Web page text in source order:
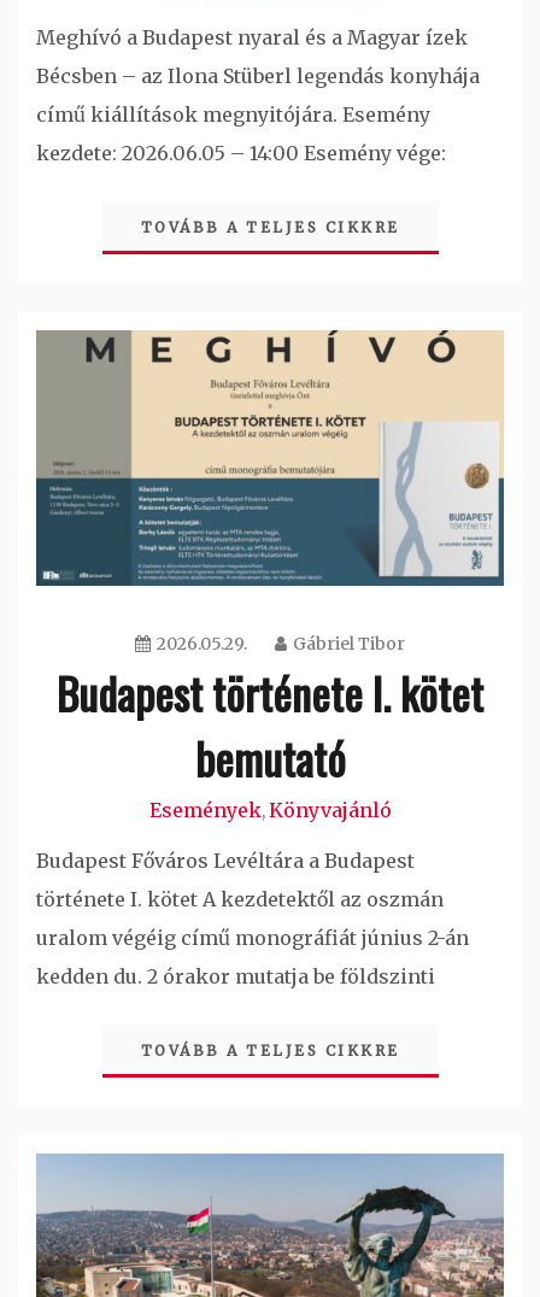
Meghívó a Budapest nyaral és a Magyar ízek
Bécsben – az Ilona Stüberl legendás konyhája
című kiállítások megnyitójára. Esemény
kezdete: 2026.06.05 – 14:00 Esemény vége:
TOVÁBB A TELJES CIKKRE
2026.05.29. Gábriel Tibor
Budapest története I. kötet
bemutató
Események,Könyvajánló
Budapest Főváros Levéltára a Budapest
története I. kötet A kezdetektől az oszmán
uralom végéig című monográfiát június 2-án
kedden du. 2 órakor mutatja be földszinti
TOVÁBB A TELJES CIKKRE